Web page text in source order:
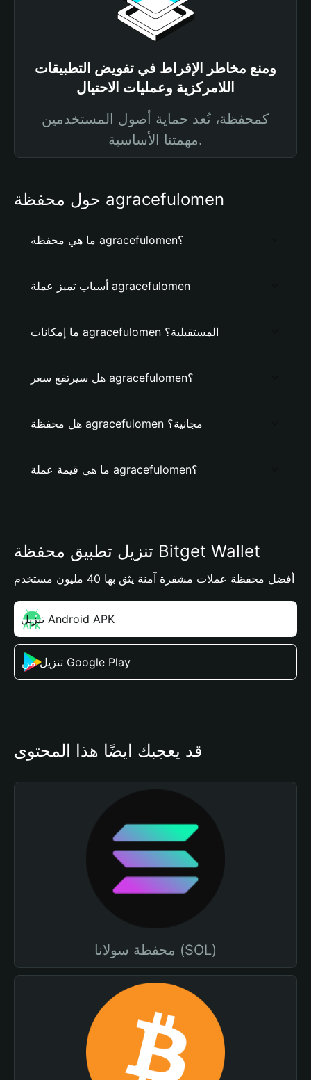
ومنع مخاطر الإفراط في تفويض التطبيقات
اللامركزية وعمليات الاحتيال
كمحفظة، تُعد حماية أصول المستخدمين
مهمتنا الأساسية.
حول محفظة agracefulomen
ما هي محفظة agracefulomen؟
أسباب تميز عملة agracefulomen
ما إمكانات agracefulomen المستقبلية؟
هل سيرتفع سعر agracefulomen؟
هل محفظة agracefulomen مجانية؟
ما هي قيمة عملة agracefulomen؟
تنزيل تطبيق محفظة Bitget Wallet
أفضل محفظة عملات مشفرة آمنة يثق بها 40 مليون مستخدم
تنزيل Android APK
تنزيل من Google Play
قد يعجبك أيضًا هذا المحتوى
محفظة سولانا (SOL)